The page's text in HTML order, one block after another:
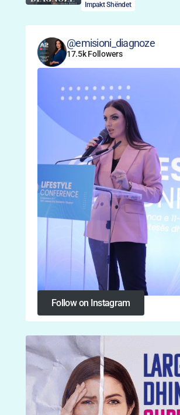
Impakt Shëndet
@emisioni_diagnoze
17.5k Followers
Follow on Instagram
Follow on Instagram